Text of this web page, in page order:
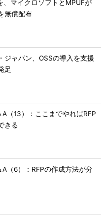
、マイクロソフトとMPUFが
無償配布
ジャパン、OSSの導入を支援
足
（13）：ここまでやればRFP
きる
A（6）：RFPの作成方法が分